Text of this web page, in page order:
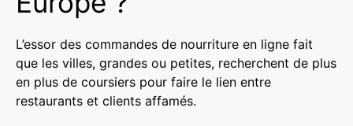
L’essor des commandes de nourriture en ligne fait
que les villes, grandes ou petites, recherchent de plus
en plus de coursiers pour faire le lien entre
restaurants et clients affamés.